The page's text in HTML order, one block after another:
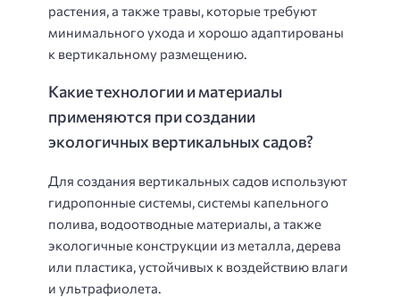
растения, а также травы, которые требуют
минимального ухода и хорошо адаптированы
к вертикальному размещению.
Какие технологии и материалы
применяются при создании
экологичных вертикальных садов?
Для создания вертикальных садов используют
гидропонные системы, системы капельного
полива, водоотводные материалы, а также
экологичные конструкции из металла, дерева
или пластика, устойчивых к воздействию влаги
и ультрафиолета.